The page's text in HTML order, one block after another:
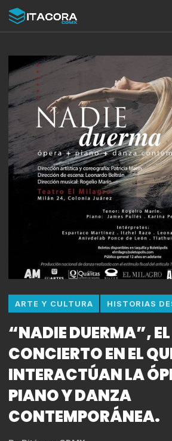
ARTE Y CULTURA HISTORIAS
“NADIE DUERMA”, EL
CONCIERTO EN EL
INTERACTÚAN LA
PIANO Y DANZA
CONTEMPORÁNEA.